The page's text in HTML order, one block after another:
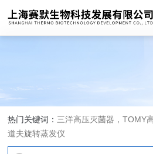
热门关键词： 三洋高压灭菌器，TOMY
道夫旋转蒸发仪